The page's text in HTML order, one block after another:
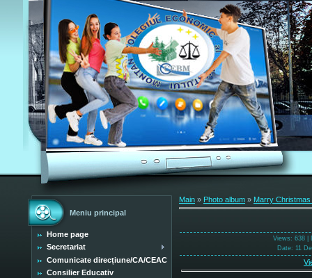
Meniu principal
Home page
Secretariat
Comunicate direcțiune/CA/CEAC
Consilier Educativ
Main » Photo album » Marry Christmas
Views: 638 |
Date: 11